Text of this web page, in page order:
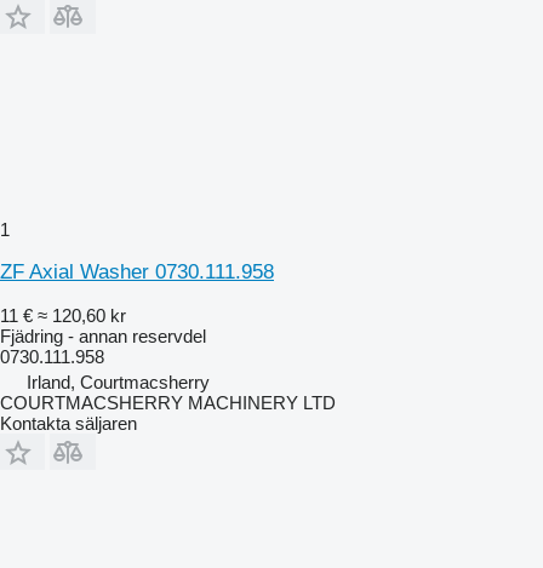
1
ZF Axial Washer 0730.111.958
11 € ≈ 120,60 kr
Fjädring - annan reservdel
0730.111.958
Irland, Courtmacsherry
COURTMACSHERRY MACHINERY LTD
Kontakta säljaren